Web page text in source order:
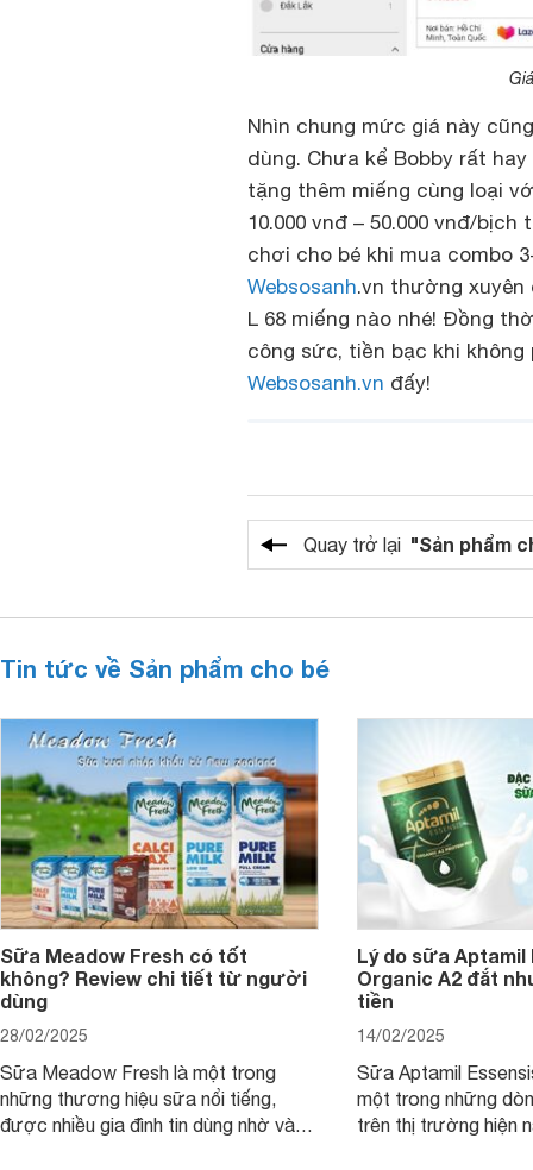
Nhìn chung mức giá này
dùng. Chưa kể Bobby rất
tặng thêm miếng cùng loại
10.000 vnđ – 50.000 vnđ/
chơi cho bé khi mua combo
Websosanh.vn thường xuyên
L 68 miếng nào nhé! Đồng
công sức, tiền bạc khi
Websosanh.vn đấy!
Quay trở lại "Sản phẩm
Tin tức về Sản phẩm cho bé
Sữa Meadow Fresh có tốt
không? Review chi tiết từ người
dùng
28/02/2025
Sữa Meadow Fresh là một trong
những thương hiệu sữa nổi tiếng,
được nhiều gia đình tin dùng nhờ vào
Lý do sữa Aptamil
Organic A2 đắt
tiền
14/02/2025
Sữa Aptamil
một trong những
trên thị trường hiện